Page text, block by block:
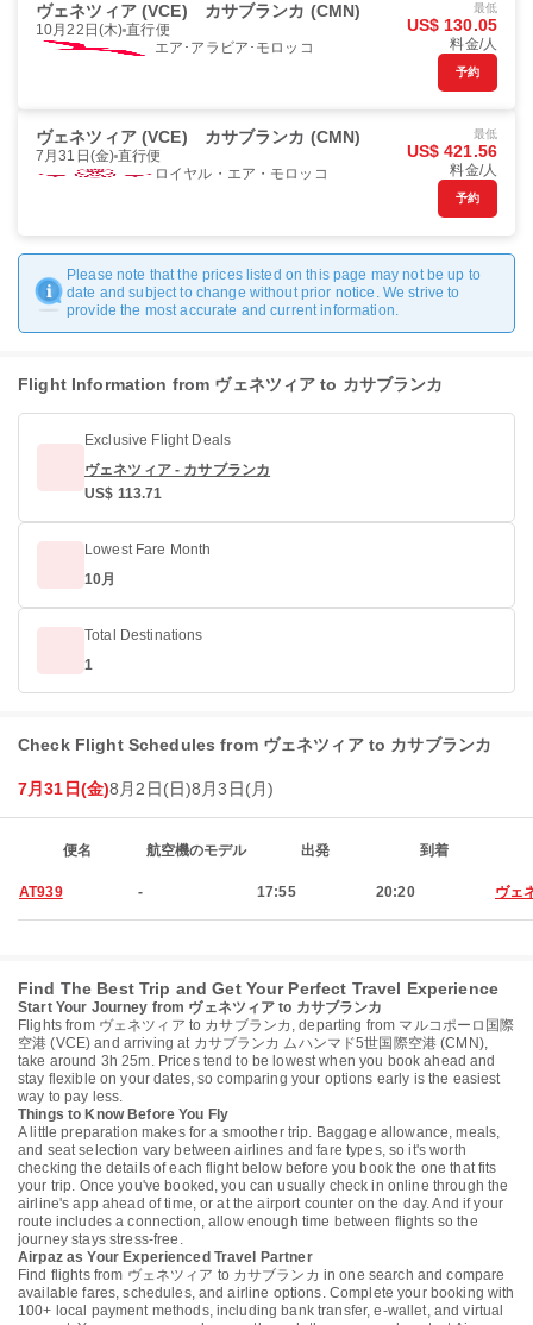
ヴェネツィア (VCE) カサブランカ (CMN)
10月22日(木) 直行便
エア･アラビア･モロッコ
最低
US$ 130.05
料金/人
予約
ヴェネツィア (VCE) カサブランカ (CMN)
7月31日(金) 直行便
ロイヤル・エア・モロッコ
最低
US$ 421.56
料金/人
予約
Please note that the prices listed on this page may not be up to
date and subject to change without prior notice. We strive to
provide the most accurate and current information.
Flight Information from ヴェネツィア to カサブランカ
Exclusive Flight Deals
ヴェネツィア - カサブランカ
US$ 113.71
Lowest Fare Month
10月
Total Destinations
1
Check Flight Schedules from ヴェネツィア to カサブランカ
7月31日(金)8月2日(日)8月3日(月)
便名 航空機のモデル 出発 到着
AT939 - 17:55 20:20 ヴェ
Find The Best Trip and Get Your Perfect Travel Experience
Start Your Journey from ヴェネツィア to カサブランカ
Flights from ヴェネツィア to カサブランカ, departing from マルコポーロ国際
空港 (VCE) and arriving at カサブランカ ムハンマド5世国際空港 (CMN),
take around 3h 25m. Prices tend to be lowest when you book ahead and
stay flexible on your dates, so comparing your options early is the easiest
way to pay less.
Things to Know Before You Fly
A little preparation makes for a smoother trip. Baggage allowance, meals,
and seat selection vary between airlines and fare types, so it's worth
checking the details of each flight below before you book the one that fits
your trip. Once you've booked, you can usually check in online through the
airline's app ahead of time, or at the airport counter on the day. And if your
route includes a connection, allow enough time between flights so the
journey stays stress-free.
Airpaz as Your Experienced Travel Partner
Find flights from ヴェネツィア to カサブランカ in one search and compare
available fares, schedules, and airline options. Complete your booking with
100+ local payment methods, including bank transfer, e-wallet, and virtual